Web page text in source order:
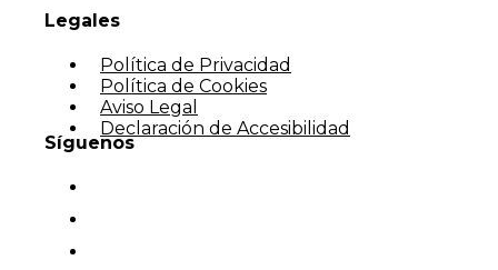
Legales
Política de Privacidad
Política de Cookies
Aviso Legal
Declaración de Accesibilidad
Síguenos